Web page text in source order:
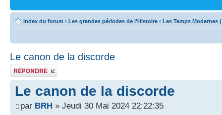
Index du forum ‹ Les grandes périodes de l'Histoire ‹ Les Temps Modernes
Le canon de la discorde
Publier une
réponse
Le canon de la discorde
par BRH » Jeudi 30 Mai 2024 22:22:35